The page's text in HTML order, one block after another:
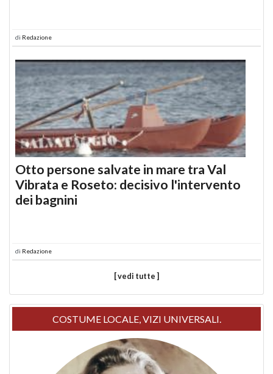
di Redazione
Otto persone salvate in mare tra Val
Vibrata e Roseto: decisivo l'intervento
dei bagnini
di Redazione
[ vedi tutte ]
COSTUME LOCALE, VIZI UNIVERSALI.